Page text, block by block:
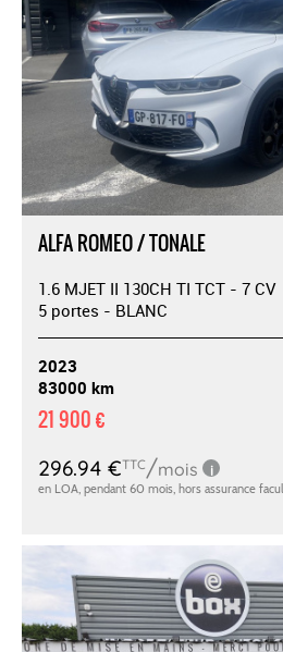
ALFA ROMEO / TONALE
1.6 MJET II 130CH TI TCT - 7 CV
5 portes - BLANC
2023
83000 km
21 900 €